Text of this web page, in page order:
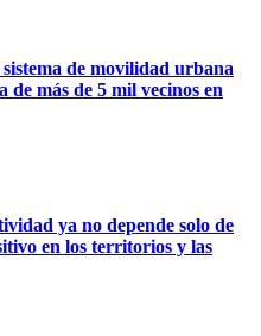
de movilidad urbana
más de 5 mil vecinos en
ya no depende solo de
en los territorios y las